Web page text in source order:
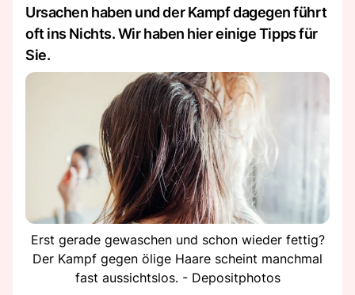
Ursachen haben und der Kampf dagegen führt
oft ins Nichts. Wir haben hier einige Tipps für
Sie.
Erst gerade gewaschen und schon wieder fettig?
Der Kampf gegen ölige Haare scheint manchmal
fast aussichtslos. - Depositphotos